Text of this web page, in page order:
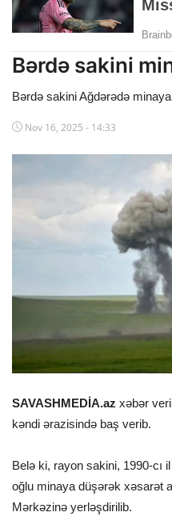
Dünya
Kriminal
Mövqe
Bərdə sakini
Bərdə sakini Ağdərədə
Nov 16, 2025 - 14:33
SAVASHMEDİA.az xəbər
kəndi ərazisində baş verib.
Belə ki, rayon sakini, 1990-cı
oğlu minaya düşərək xəsarət
Mərkəzinə yerləşdirilib.